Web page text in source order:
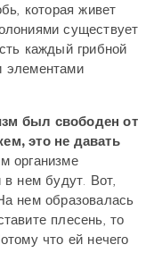
которая живет
существует
каждый грибной
элементами
был свободен от
это не давать
организме
нем будут. Вот,
нем образовалась
плесень, то
что ей нечего